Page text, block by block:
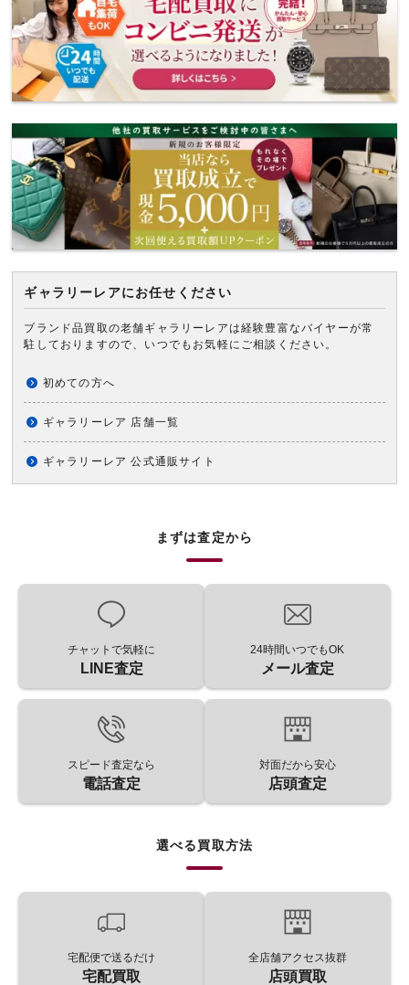
ギャラリーレアにお任せください
ブランド品買取の老舗ギャラリーレアは経験豊富なバイヤーが常
駐しておりますので、いつでもお気軽にご相談ください。
初めての方へ
ギャラリーレア 店舗一覧
ギャラリーレア 公式通販サイト
まずは査定から
チャットで気軽に
LINE査定
24時間いつでもOK
メール査定
スピード査定なら
電話査定
対面だから安心
店頭査定
選べる買取方法
宅配便で送るだけ
宅配買取
全店舗アクセス抜群
店頭買取